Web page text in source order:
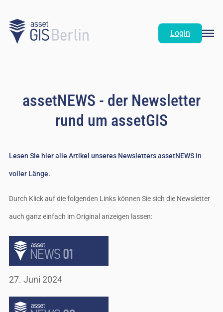
Login
assetNEWS - der Newsletter
rund um assetGIS
Lesen Sie hier alle Artikel unseres Newsletters assetNEWS in
voller Länge.
Durch Klick auf die folgenden Links können Sie sich die Newsletter
auch ganz einfach im Original anzeigen lassen:
27. Juni 2024